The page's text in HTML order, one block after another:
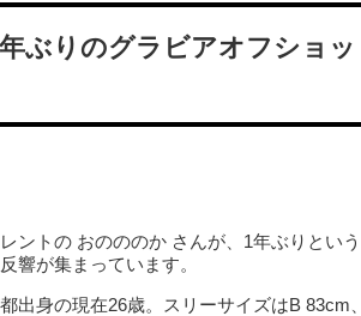
ぶりのグラビアオフショ
ントの おのののか さんが、1年ぶりとい
響が集まっています。
出身の現在26歳。スリーサイズはB 83cm